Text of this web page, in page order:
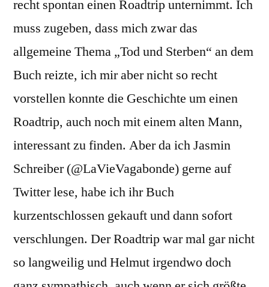
recht spontan einen Roadtrip unternimmt. Ich
muss zugeben, dass mich zwar das
allgemeine Thema „Tod und Sterben“ an dem
Buch reizte, ich mir aber nicht so recht
vorstellen konnte die Geschichte um einen
Roadtrip, auch noch mit einem alten Mann,
interessant zu finden. Aber da ich Jasmin
Schreiber (@LaVieVagabonde) gerne auf
Twitter lese, habe ich ihr Buch
kurzentschlossen gekauft und dann sofort
verschlungen. Der Roadtrip war mal gar nicht
so langweilig und Helmut irgendwo doch